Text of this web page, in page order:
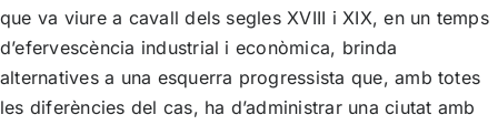
que va viure a cavall dels segles XVIII i XIX, en un temps
d’efervescència industrial i econòmica, brinda
alternatives a una esquerra progressista que, amb totes
les diferències del cas, ha d’administrar una ciutat amb